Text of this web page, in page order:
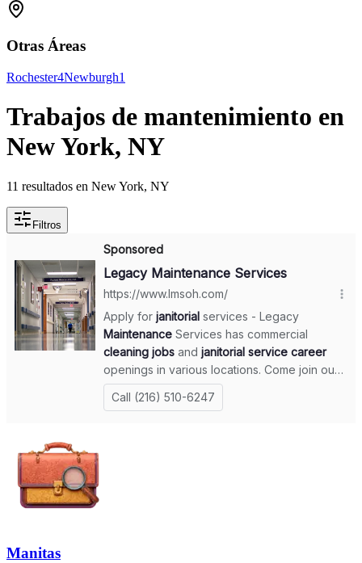
Otras Áreas
Rochester4Newburgh1
Trabajos de mantenimiento en
New York, NY
11 resultados en New York, NY
Filtros
Manitas